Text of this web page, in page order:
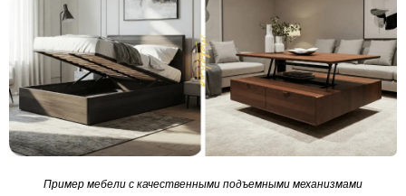
Пример мебели с качественными подъемными механизмами